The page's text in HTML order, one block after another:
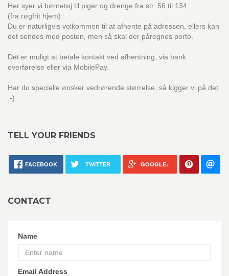
Her syer vi børnetøj til piger og drenge fra str. 56 til 134.
(fra røgfrit hjem)
Du er naturligvis velkommen til at afhente på adressen, ellers kan
det sendes med posten, men så skal der påregnes porto.
Det er muligt at betale kontakt ved afhentning, via bank
overførelse eller via MobilePay.
Har du specielle ønsker vedrørende størrelse, så kigger vi på det
:-)
TELL YOUR FRIENDS
FACEBOOK TWITTER GOOGLE+
CONTACT
Name
Email Address